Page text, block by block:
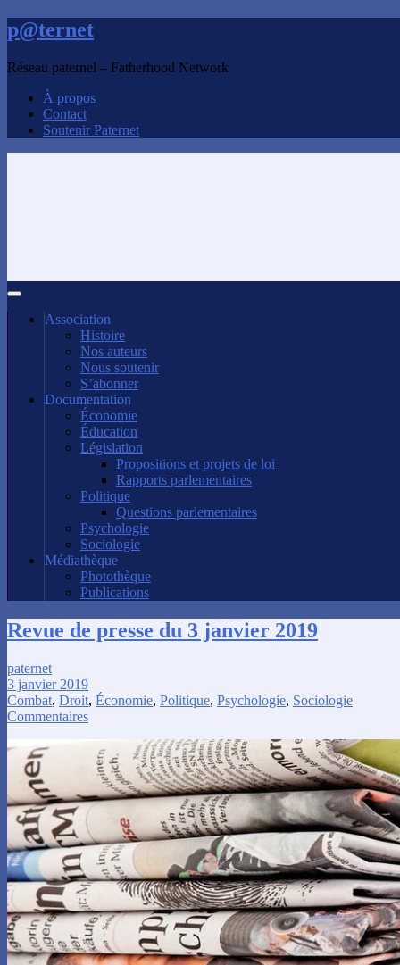
p@ternet
Réseau paternel – Fatherhood Network
À propos
Contact
Soutenir Paternet
Association
Histoire
Nos auteurs
Nous soutenir
S’abonner
Documentation
Économie
Éducation
Législation
Propositions et projets de loi
Rapports parlementaires
Politique
Questions parlementaires
Psychologie
Sociologie
Médiathèque
Photothèque
Publications
Revue de presse du 3 janvier 2019
paternet
3 janvier 2019
Combat, Droit, Économie, Politique, Psychologie, Sociologie
Commentaires